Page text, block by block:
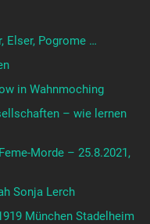
Elser, Pogrome …
in Wahnmoching
– wie lernen
Morde – 25.8.2021,
Sonja Lerch
München Stadelheim